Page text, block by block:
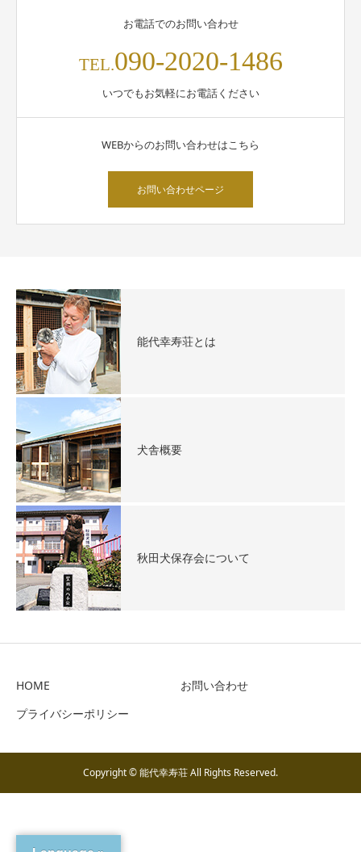
お電話でのお問い合わせ
TEL.090-2020-1486
いつでもお気軽にお電話ください
WEBからのお問い合わせはこちら
お問い合わせページ
能代幸寿荘とは
犬舎概要
秋田犬保存会について
HOME
お問い合わせ
プライバシーポリシー
Copyright © 能代幸寿荘 All Rights Reserved.